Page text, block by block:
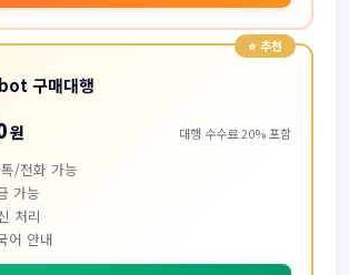
구매대행
원 대행 수수료 20% 포함
/전화 가능
가능
처리
어 안내